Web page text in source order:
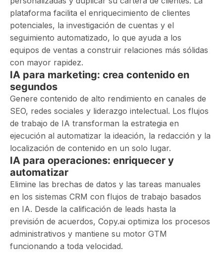
plataforma facilita el enriquecimiento de clientes
potenciales, la investigación de cuentas y el
seguimiento automatizado, lo que ayuda a los
equipos de ventas a construir relaciones más sólidas
con mayor rapidez.
IA para marketing: crea contenido en
segundos
Genere contenido de alto rendimiento en canales de
SEO, redes sociales y liderazgo intelectual. Los flujos
de trabajo de IA transforman la estrategia en
ejecución al automatizar la ideación, la redacción y la
localización de contenido en un solo lugar.
IA para operaciones: enriquecer y
automatizar
Elimine las brechas de datos y las tareas manuales
en los sistemas CRM con flujos de trabajo basados ​​
en IA. Desde la calificación de leads hasta la
previsión de acuerdos, Copy.ai optimiza los procesos
administrativos y mantiene su motor GTM
funcionando a toda velocidad.